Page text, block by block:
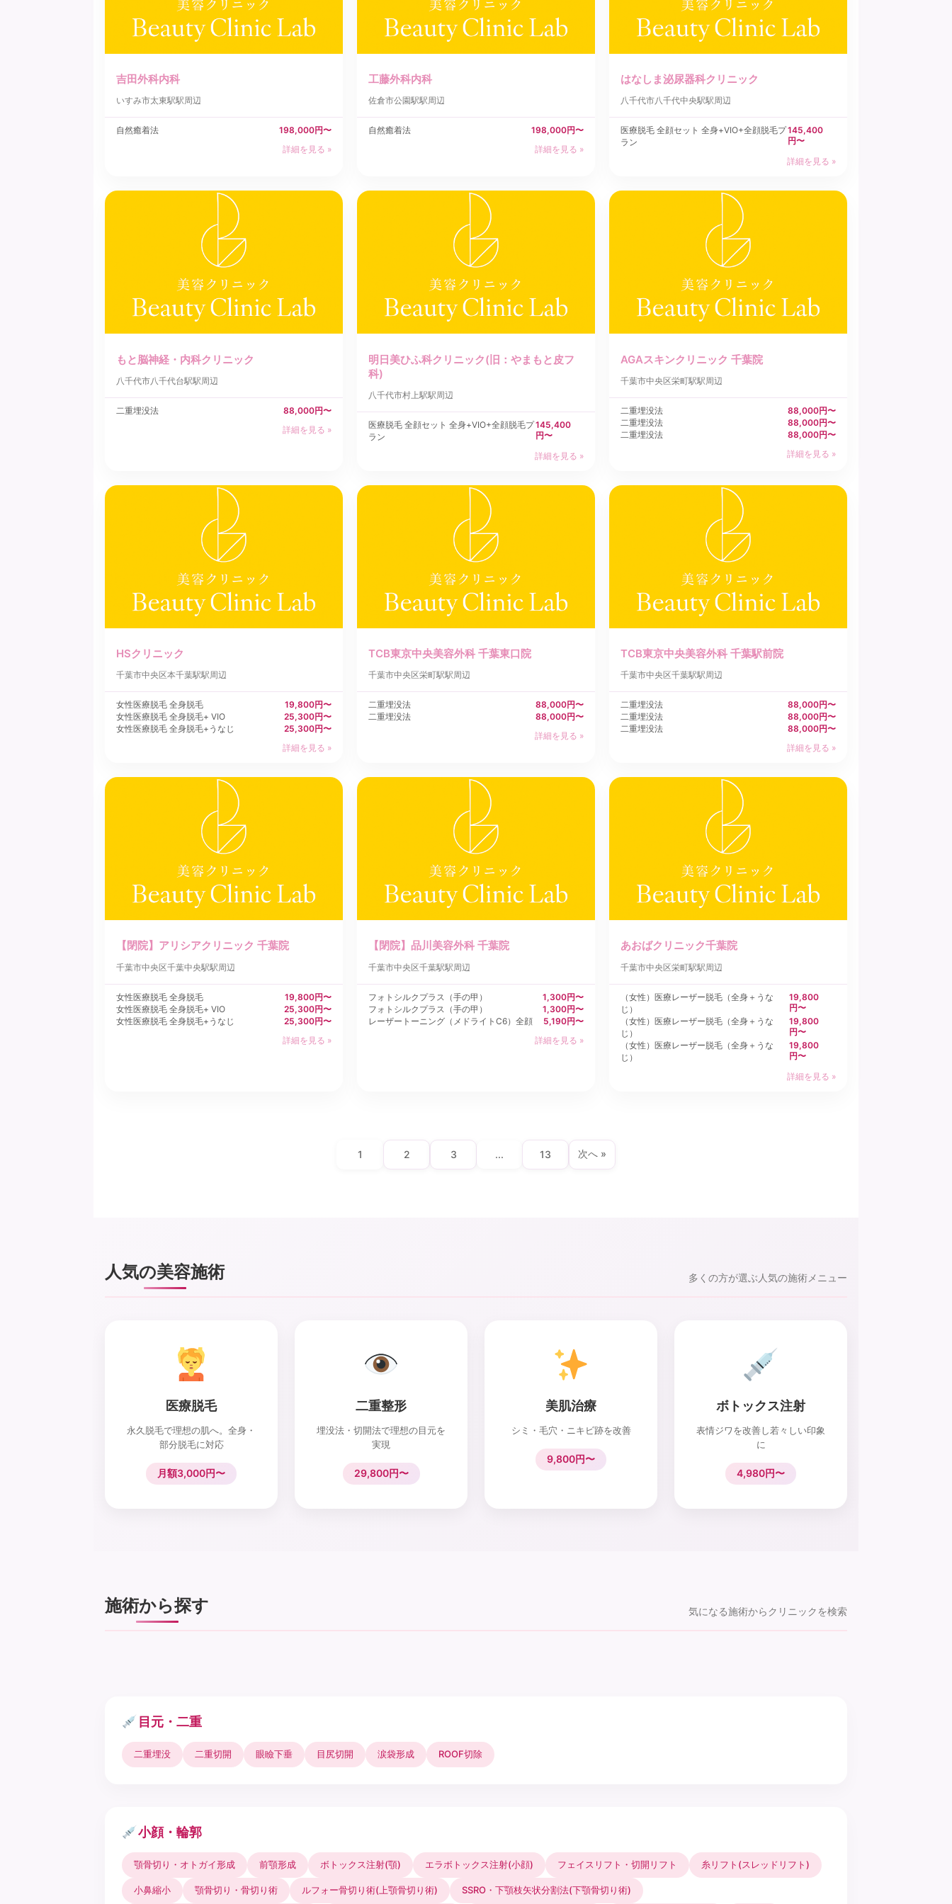
吉田外科内科
いすみ市太東駅駅周辺
自然癒着法
198,000円〜
詳細を見る »
工藤外科内科
佐倉市公園駅駅周辺
自然癒着法
198,000円〜
詳細を見る »
はなしま泌尿器科クリニック
八千代市八千代中央駅駅周辺
医療脱毛 全顔セット 全身+VIO+全顔脱毛プ
ラン
145,400
円〜
詳細を見る »
もと脳神経・内科クリニック
八千代市八千代台駅駅周辺
二重埋没法
88,000円〜
詳細を見る »
明日美ひふ科クリニック(旧：やまもと皮フ
科)
八千代市村上駅駅周辺
医療脱毛 全顔セット 全身+VIO+全顔脱毛プ
ラン
145,400
円〜
詳細を見る »
AGAスキンクリニック 千葉院
千葉市中央区栄町駅駅周辺
二重埋没法
88,000円〜
二重埋没法
88,000円〜
二重埋没法
88,000円〜
詳細を見る »
HSクリニック
千葉市中央区本千葉駅駅周辺
女性医療脱毛 全身脱毛
19,800円〜
女性医療脱毛 全身脱毛+ VIO
25,300円〜
女性医療脱毛 全身脱毛+うなじ
25,300円〜
詳細を見る »
TCB東京中央美容外科 千葉東口院
千葉市中央区栄町駅駅周辺
二重埋没法
88,000円〜
二重埋没法
88,000円〜
詳細を見る »
TCB東京中央美容外科 千葉駅前院
千葉市中央区千葉駅駅周辺
二重埋没法
88,000円〜
二重埋没法
88,000円〜
二重埋没法
88,000円〜
詳細を見る »
【閉院】アリシアクリニック 千葉院
千葉市中央区千葉中央駅駅周辺
女性医療脱毛 全身脱毛
19,800円〜
女性医療脱毛 全身脱毛+ VIO
25,300円〜
女性医療脱毛 全身脱毛+うなじ
25,300円〜
詳細を見る »
【閉院】品川美容外科 千葉院
千葉市中央区千葉駅駅周辺
フォトシルクプラス（手の甲）
1,300円〜
フォトシルクプラス（手の甲）
1,300円〜
レーザートーニング（メドライトC6）全顔
5,190円〜
詳細を見る »
あおばクリニック千葉院
千葉市中央区栄町駅駅周辺
（女性）医療レーザー脱毛（全身＋うな
じ）
19,800
円〜
（女性）医療レーザー脱毛（全身＋うな
じ）
19,800
円〜
（女性）医療レーザー脱毛（全身＋うな
じ）
19,800
円〜
詳細を見る »
1 2 3 ... 13 次へ »
人気の美容施術 多くの方が選ぶ人気の施術メニュー
医療脱毛
永久脱毛で理想の肌へ。全身・
部分脱毛に対応
月額3,000円〜
二重整形
埋没法・切開法で理想の目元を
実現
29,800円〜
美肌治療
シミ・毛穴・ニキビ跡を改善
9,800円〜
ボトックス注射
表情ジワを改善し若々しい印象
に
4,980円〜
施術から探す 気になる施術からクリニックを検索
目元・二重
二重埋没 二重切開 眼瞼下垂 目尻切開 涙袋形成 ROOF切除
小顔・輪郭
顎骨切り・オトガイ形成 前顎形成 ボトックス注射(顎) エラボトックス注射(小顔) フェイスリフト・切開リフト 糸リフト(スレッドリフト)
小鼻縮小 顎骨切り・骨切り術 ルフォー骨切り術(上顎骨切り術) SSRO・下顎枝矢状分割法(下顎骨切り術)